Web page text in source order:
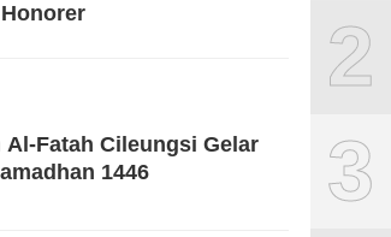
Al-Fatah Cileungsi Gelar
1446
2
3